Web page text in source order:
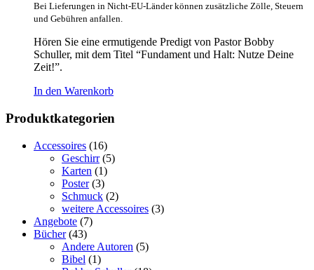
Bei Lieferungen in Nicht-EU-Länder können zusätzliche Zölle, Steuern
und Gebühren anfallen.
Hören Sie eine ermutigende Predigt von Pastor Bobby
Schuller, mit dem Titel “Fundament und Halt: Nutze Deine
Zeit!”.
In den Warenkorb
Produktkategorien
Accessoires (16)
Geschirr (5)
Karten (1)
Poster (3)
Schmuck (2)
weitere Accessoires (3)
Angebote (7)
Bücher (43)
Andere Autoren (5)
Bibel (1)